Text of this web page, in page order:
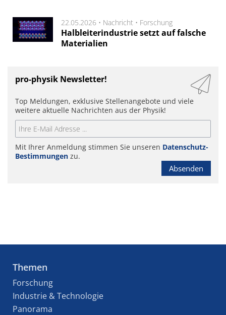
22.05.2026 • Nachricht • Forschung
Halbleiterindustrie setzt auf falsche
Materialien
pro-physik Newsletter!
Top Meldungen, exklusive Stellenangebote und viele
weitere aktuelle Nachrichten aus der Physik!
Mit Ihrer Anmeldung stimmen Sie unseren Datenschutz-
Bestimmungen zu.
Absenden
Themen
Forschung
Industrie & Technologie
Panorama